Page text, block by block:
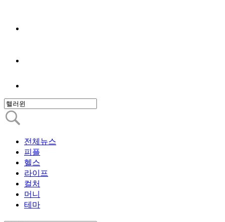
전체뉴스
피플
헬스
라이프
컬처
머니
테마